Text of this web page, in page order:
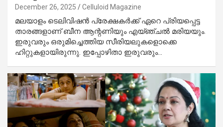
December 26, 2025 Celluloid Magazine
മലയാളം ടെലിവിഷൻ പ്രേക്ഷകർക്ക് ഏറെ പ്രിയപ്പെട്ട
താരങ്ങളാണ് ബീന ആന്റണിയും എയ്ഞ്ചൽ മരിയയും.
ഇരുവരും ഒരുമിച്ചെത്തിയ സീരിയലുകളൊക്കെ
ഹിറ്റുകളായിരുന്നു. ഇപ്പോഴിതാ ഇരുവരും…